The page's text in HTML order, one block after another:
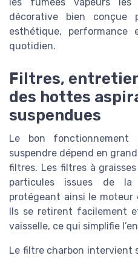
décorative bien conçue
esthétique,
quotidien.
Filtres,
des hottes
suspendues
Le bon fonctionnement
suspendre dépend en
filtres. Les filtres à
particules issues de
protégeant ainsi le moteur
Ils se retirent facilement
vaisselle, ce qui simplifie
Le filtre charbon intervient